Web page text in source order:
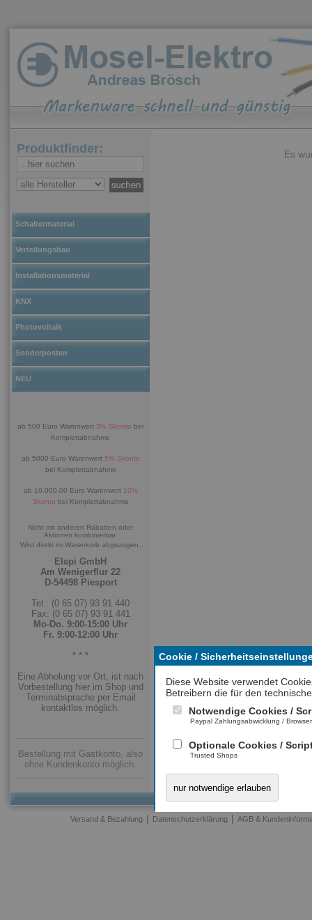
Cookie /
Diese Website verwendet
Betreibern die für den
Notwendige Cookies /
Paypal Zahlungsabwicklung /
Optionale Cookies /
Trusted Shops
nur notwendige erlauben
Produktfinder:
Schaltermaterial
Verteilungsbau
Installationsmaterial
KNX
Photovoltaik
Sonderposten
NEU
ab 500 Euro Warenwert 3% Skonto bei
Komplettabnahme
ab 5000 Euro Warenwert 5% Skonto
bei Komplettabnahme
ab 10.000,00 Euro Warenwert 10%
Skonto bei Komplettabnahme
Nicht mit anderen Rabatten oder
Aktionen kombinierbar.
Wird direkt im Warenkorb abgezogen.
Elepi GmbH
Am Wenigerflur 22
D-54498 Piesport
Tel.: (0 65 07) 93 91 440
Fax: (0 65 07) 93 91 441
Mo-Do. 9:00-15:00 Uhr
Fr. 9:00-12:00 Uhr
* * *
Eine Abholung vor Ort, ist nach
Vorbestellung hier im Shop und
Terminabsprache per Email
kontaktlos möglich.
Bestellung mit Gastkonto, also
ohne Kundenkonto möglich.
Es
Versand & Bezahlung | Datenschutzerklärung | AGB &